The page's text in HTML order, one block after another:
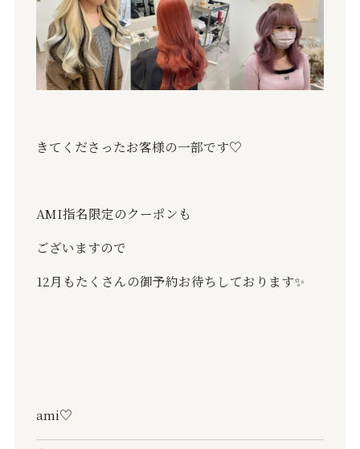
きてくださったお客様の一部です♡
AMI指名限定のクーポンも
ございますので
12月もたくさんの御予約お待ちしております✨
ami♡